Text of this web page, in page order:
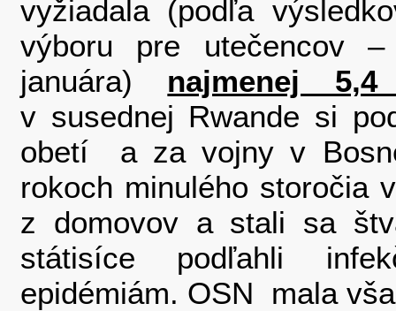
vyžiadala (podľa
výboru pre utečencov
januára) najmenej
v susednej Rwande si
obetí a za vojny v
rokoch minulého storočia
z domovov a stali sa
státisíce podľahli
epidémiám. OSN mala